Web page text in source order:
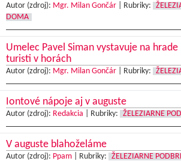
Autor (zdroj): Mgr. Milan Gončár| Rubriky:
DOMA
Umelec Pavel Siman vystavuje na
turisti v horách
Autor (zdroj): Mgr. Milan Gončár| Rubriky:
Iontové nápoje aj v auguste
Autor (zdroj): Redakcia Rubriky: ŽELEZIARNE
V auguste blahoželáme
Autor (zdroj): Ppam| Rubriky: ŽELEZIARNE